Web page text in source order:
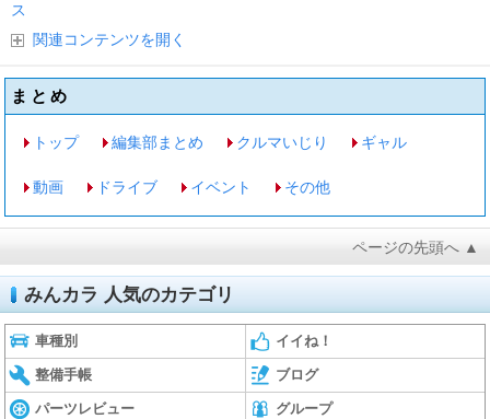
ス
関連コンテンツを開く
まとめ
トップ 編集部まとめ クルマいじり ギャル
動画 ドライブ イベント その他
ページの先頭へ ▲
みんカラ 人気のカテゴリ
車種別 イイね！
整備手帳 ブログ
パーツレビュー グループ